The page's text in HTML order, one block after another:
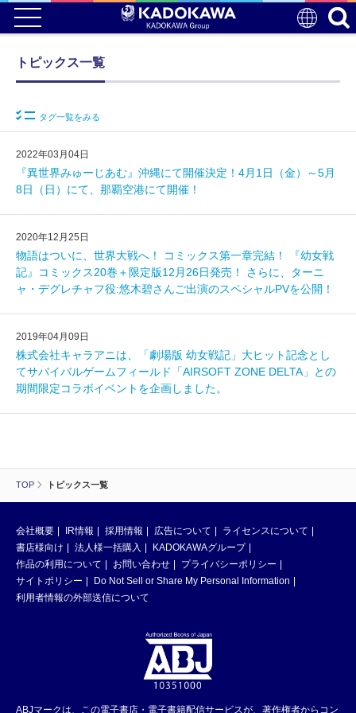
TOP トピックス一覧
トピックス一覧
タグ一覧をみる
2022年03月04日
『異世界みゅーじあむ』沖縄にて開催決定！4月1日（金）～5月
8日（日）にて、那覇空港にて開催！
2020年12月25日
物語はついに、世界大戦へ！ コミックス第一章完結！ 『幼女戦
記』コミックス20巻＋限定版12月26日発売！ さらに、ターニ
ャ・デグレチャフ役:悠木碧さんご出演のスペシャルPVを公開！
2019年04月09日
株式会社キャラアニは、「劇場版 幼女戦記」大ヒット記念とし
てサバイバルゲームフィールド「AIRSOFT ZONE DELTA」との
期間限定コラボイベントを企画しました。
会社概要 IR情報 採用情報 広告について
ライセンスについて
書店様向け
法人様一括購入
KADOKAWAグループ
作品の利用について
お問い合わせ
プライバシーポリシー
サイトポリシー
Do Not Sell or Share My Personal Information
利用者情報の外部送信について
ABJマークは、この電子書店・電子書籍配信サービスが、著作権者からコン